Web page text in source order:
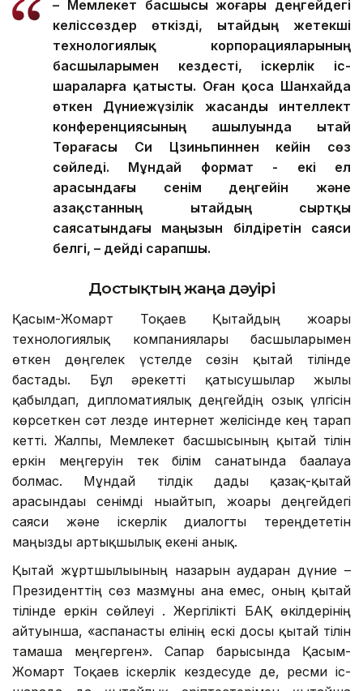
– Мемлекет басшысы жоғары деңгейдегі
келіссөздер өткізді, Қытайдың жетекші
технологиялық корпорацияларының
басшыларымен кездесті, іскерлік іс-
шараларға қатысты. Оған қоса Шанхайда
өткен Дүниежүзілік жасанды интеллект
конференциясының ашылуында Қытай
Төрағасы Си Цзиньпиннен кейін сөз
сөйледі. Мұндай формат - екі ел
арасындағы сенім деңгейін және
Қазақстанның Қытайдың сыртқы
саясатындағы маңызын білдіретін саяси
белгі, – дейді сарапшы.
Достықтың жаңа дәуірі
Қасым-Жомарт Тоқаев Қытайдың жоғары
технологиялық компаниялары басшыларымен
өткен дөңгелек үстелде сөзін қытай тілінде
бастады. Бұл әрекетті қатысушылар жылы
қабылдап, дипломатиялық деңгейдің озық үлгісін
көрсеткен сәт лезде интернет желісінде кең тарап
кетті. Жалпы, Мемлекет басшысының қытай тілін
еркін меңгеруін тек білім санатында бағалауға
болмас. Мұндай тілдік дағды қазақ-қытай
арасындағы сенімді нығайтып, жоғары деңгейдегі
саяси және іскерлік диалогты тереңдететін
маңызды артықшылық екені анық.
Қытай жұртшылығының назарын аударған дүние –
Президенттің сөз мазмұны ғана емес, оның қытай
тілінде еркін сөйлеуі . Жергілікті БАҚ өкілдерінің
айтуынша, «аспанасты елінің ескі досы қытай тілін
тамаша меңгерген». Сапар барысында Қасым-
Жомарт Тоқаев іскерлік кездесуде де, ресми іс-